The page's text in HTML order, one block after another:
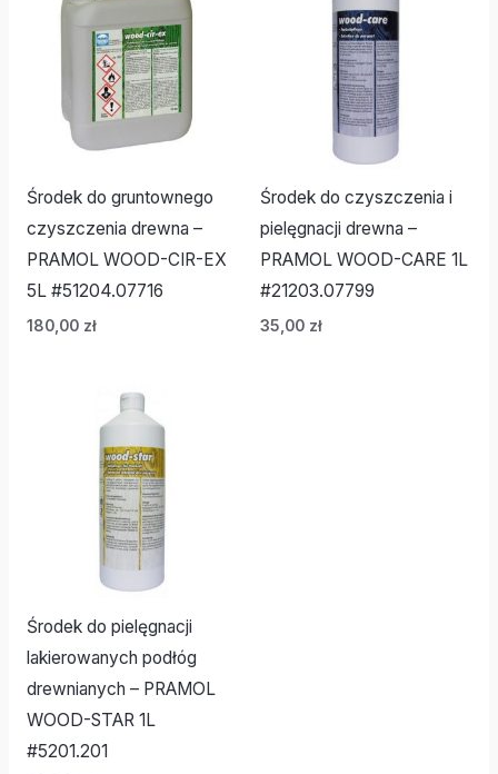
Środek do gruntownego
czyszczenia drewna –
PRAMOL WOOD-CIR-EX
5L #51204.07716
180,00 zł
Środek do czyszczenia i
pielęgnacji drewna –
PRAMOL WOOD-CARE 1L
#21203.07799
35,00 zł
Środek do pielęgnacji
lakierowanych podłóg
drewnianych – PRAMOL
WOOD-STAR 1L
#5201.201